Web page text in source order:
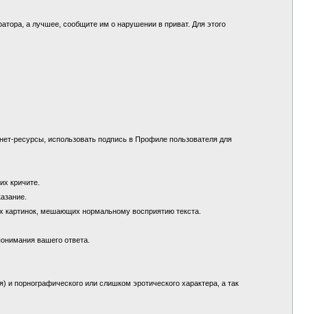
а лучшее, сообщите им о нарушении в приват. Для этого
ресурсы, использовать подпись в Профиле пользователя для
кричите.
мешающих нормальному восприятию текста.
вашего ответа.
порнографического или слишком эротического характера, а так